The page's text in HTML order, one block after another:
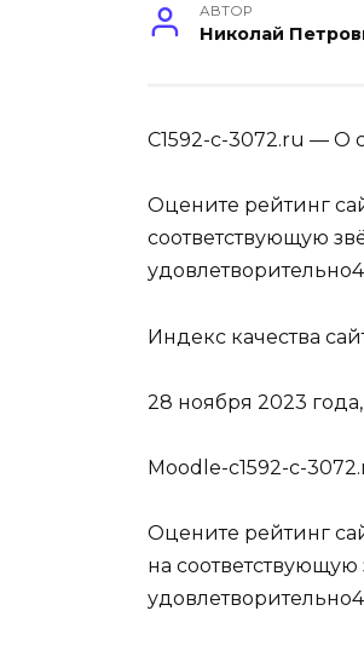
АВТОР
Николай
C1592-c-3072.ru — О
Оцените рейтинг
соответствующую
Индекс качества
28 ноября 2023
Moodle-c1592-c-
Оцените рейтинг
на